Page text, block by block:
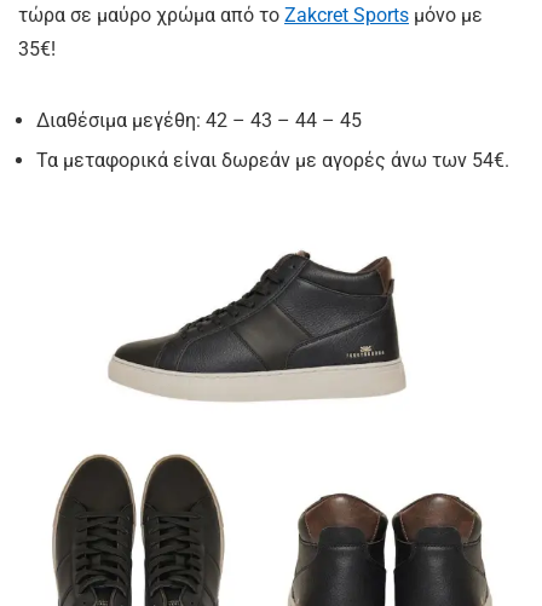
τώρα σε μαύρο χρώμα από το Zakcret Sports μόνο με
35€!
Διαθέσιμα μεγέθη: 42 – 43 – 44 – 45
Τα μεταφορικά είναι δωρεάν με αγορές άνω των 54€.